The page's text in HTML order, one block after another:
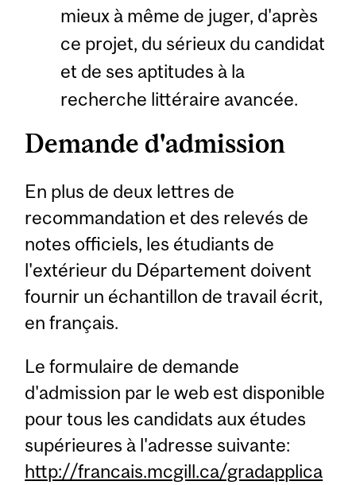
mieux à même de juger, d'après
ce projet, du sérieux du candidat
et de ses aptitudes à la
recherche littéraire avancée.
Demande d'admission
En plus de deux lettres de
recommandation et des relevés de
notes officiels, les étudiants de
l'extérieur du Département doivent
fournir un échantillon de travail écrit,
en français.
Le formulaire de demande
d'admission par le web est disponible
pour tous les candidats aux études
supérieures à l'adresse suivante:
http://francais.mcgill.ca/gradapplica